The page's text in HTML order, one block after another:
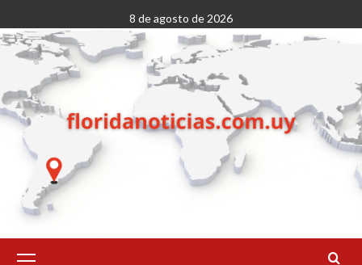
al
contenido
8 de agosto de 2026